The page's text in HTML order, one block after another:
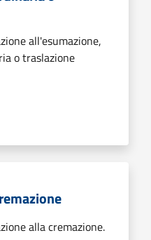
all'esumazione,
o traslazione
alla cremazione.